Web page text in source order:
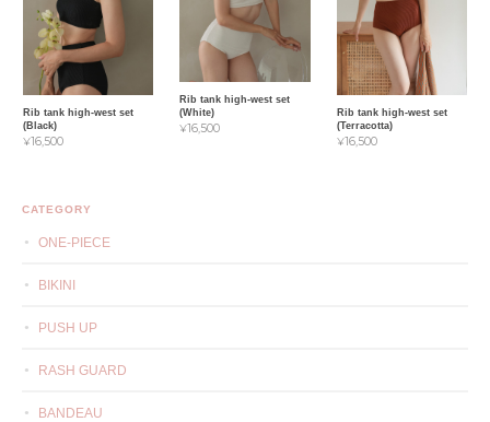
Rib tank high-west set
(Black)
¥16,500
Rib tank high-west set
(White)
¥16,500
Rib tank high-west set
(Terracotta)
¥16,500
CATEGORY
ONE-PIECE
BIKINI
PUSH UP
RASH GUARD
BANDEAU